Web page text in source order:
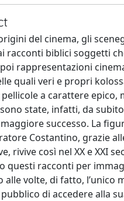
del cinema, gli
racconti biblici soggetti
rappresentazioni
quali veri e propri
a carattere epico,
state, infatti, da
successo. La
Costantino, grazie
rivive così nel XX e XXI
questi racconti per
alle volte, di fatto, l’unico
di accedere alla